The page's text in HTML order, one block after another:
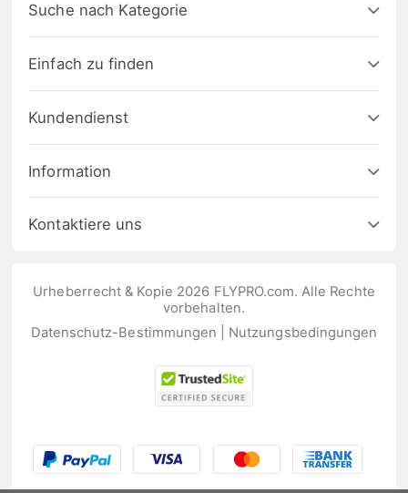
Suche nach Kategorie
Einfach zu finden
Kundendienst
Information
Kontaktiere uns
Urheberrecht & Kopie 2026 FLYPRO.com. Alle Rechte
vorbehalten.
Datenschutz-Bestimmungen
Nutzungsbedingungen